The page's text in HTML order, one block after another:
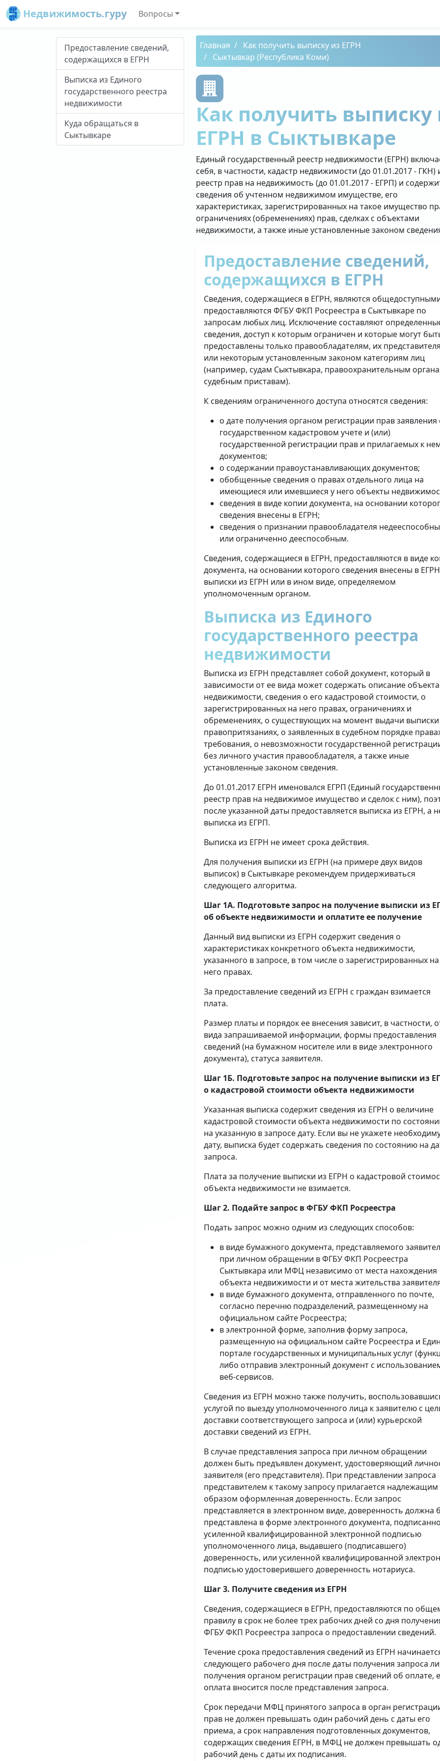
Недвижимость.гуру Вопросы
Предоставление сведений,
содержащихся в ЕГРН
Выписка из Единого
государственного реестра
недвижимости
Куда обращаться в
Сыктывкаре
Главная
Как получить выписку из ЕГРН
Сыктывкар (Республика Коми)
Как получить выписку
ЕГРН в Сыктывкаре
Единый государственный реестр недвижимости (ЕГРН)
себя, в частности, кадастр недвижимости (до 01.01.2017 - ГКН)
реестр прав на недвижимость (до 01.01.2017 - ЕГРП) и
сведения об учтенном недвижимом имуществе, его
характеристиках, зарегистрированных на такое имущество
ограничениях (обременениях) прав, сделках с объектами
недвижимости, а также иные установленные законом
Предоставление сведений,
содержащихся в ЕГРН
Сведения, содержащиеся в ЕГРН, являются
предоставляются ФГБУ ФКП Росреестра в Сыктывкаре по
запросам любых лиц. Исключение составляют
сведения, доступ к которым ограничен и которые могут
предоставлены только правообладателям, их
или некоторым установленным законом категориям лиц
(например, судам Сыктывкара, правоохранительным
судебным приставам).
К сведениям ограниченного доступа относятся сведения:
о дате получения органом регистрации прав заявления
государственном кадастровом учете и (или)
государственной регистрации прав и прилагаемых к
документов;
о содержании правоустанавливающих документов;
обобщенные сведения о правах отдельного лица на
имеющиеся или имевшиеся у него объекты
сведения в виде копии документа, на основании
сведения внесены в ЕГРН;
сведения о признании правообладателя
или ограниченно дееспособным.
Сведения, содержащиеся в ЕГРН, предоставляются в виде
документа, на основании которого сведения внесены в
выписки из ЕГРН или в ином виде, определяемом
уполномоченным органом.
Выписка из Единого
государственного реестра
недвижимости
Выписка из ЕГРН представляет собой документ, который в
зависимости от ее вида может содержать описание объекта
недвижимости, сведения о его кадастровой стоимости, о
зарегистрированных на него правах, ограничениях и
обременениях, о существующих на момент выдачи выписки
правопритязаниях, о заявленных в судебном порядке
требования, о невозможности государственной
без личного участия правообладателя, а также иные
установленные законом сведения.
До 01.01.2017 ЕГРН именовался ЕГРП (Единый
реестр прав на недвижимое имущество и сделок с ним),
после указанной даты предоставляется выписка из ЕГРН, а
выписка из ЕГРП.
Выписка из ЕГРН не имеет срока действия.
Для получения выписки из ЕГРН (на примере двух видов
выписок) в Сыктывкаре рекомендуем придерживаться
следующего алгоритма.
Шаг 1А. Подготовьте запрос на получение выписки из
об объекте недвижимости и оплатите ее получение
Данный вид выписки из ЕГРН содержит сведения о
характеристиках конкретного объекта недвижимости,
указанного в запросе, в том числе о зарегистрированных на
него правах.
За предоставление сведений из ЕГРН с граждан взимается
плата.
Размер платы и порядок ее внесения зависит, в частности,
вида запрашиваемой информации, формы предоставления
сведений (на бумажном носителе или в виде электронного
документа), статуса заявителя.
Шаг 1Б. Подготовьте запрос на получение выписки из
о кадастровой стоимости объекта недвижимости
Указанная выписка содержит сведения из ЕГРН о величине
кадастровой стоимости объекта недвижимости по
на указанную в запросе дату. Если вы не укажете
дату, выписка будет содержать сведения по состоянию на
запроса.
Плата за получение выписки из ЕГРН о кадастровой
объекта недвижимости не взимается.
Шаг 2. Подайте запрос в ФГБУ ФКП Росреестра
Подать запрос можно одним из следующих способов:
в виде бумажного документа, представляемого
при личном обращении в ФГБУ ФКП Росреестра
Сыктывкара или МФЦ независимо от места нахождения
объекта недвижимости и от места жительства
в виде бумажного документа, отправленного по почте,
согласно перечню подразделений, размещенному на
официальном сайте Росреестра;
в электронной форме, заполнив форму запроса,
размещенную на официальном сайте Росреестра и
портале государственных и муниципальных услуг
либо отправив электронный документ с
веб-сервисов.
Сведения из ЕГРН можно также получить,
услугой по выезду уполномоченного лица к заявителю с
доставки соответствующего запроса и (или) курьерской
доставки сведений из ЕГРН.
В случае представления запроса при личном обращении
должен быть предъявлен документ, удостоверяющий
заявителя (его представителя). При представлении запроса
представителем к такому запросу прилагается надлежащим
образом оформленная доверенность. Если запрос
представляется в электронном виде, доверенность должна
представлена в форме электронного документа,
усиленной квалифицированной электронной подписью
уполномоченного лица, выдавшего (подписавшего)
доверенность, или усиленной квалифицированной
подписью удостоверившего доверенность нотариуса.
Шаг 3. Получите сведения из ЕГРН
Сведения, содержащиеся в ЕГРН, предоставляются по
правилу в срок не более трех рабочих дней со дня
ФГБУ ФКП Росреестра запроса о предоставлении сведений.
Течение срока предоставления сведений из ЕГРН
следующего рабочего дня после даты получения запроса
получения органом регистрации прав сведений об оплате,
оплата вносится после представления запроса.
Срок передачи МФЦ принятого запроса в орган
прав не должен превышать один рабочий день с даты его
приема, а срок направления подготовленных документов,
содержащих сведения ЕГРН, в МФЦ не должен превышать
рабочий день с даты их подписания.